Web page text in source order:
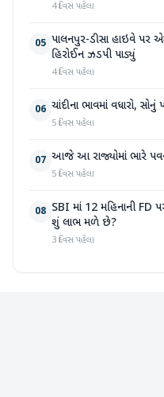
4 દિવસ પહેલા
05 પાલનપુર-ડીસા હાઇવે પર
હિરોઈન ઝડપી પાડ્યું
4 દિવસ પહેલા
06 ચાંદીના ભાવમાં વધારો,
5 દિવસ પહેલા
07 આજે આ રાજ્યોમાં ભારે
5 દિવસ પહેલા
08 SBI માં 12 મહિનાની FD
શું લાભ મળે છે?
3 દિવસ પહેલા